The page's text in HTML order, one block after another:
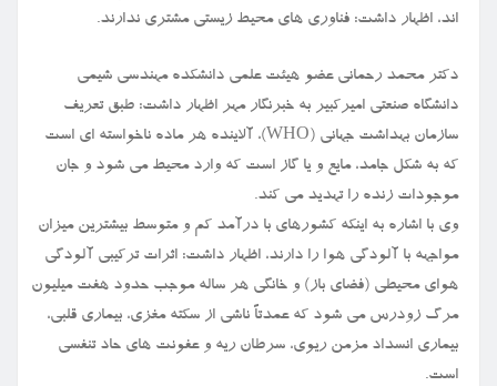
اند، اظهار داشت: فناوری های محیط زیستی مشتری ندارند.
دکتر محمد رحمانی عضو هیئت علمی دانشکده مهندسی شیمی
دانشگاه صنعتی امیرکبیر به خبرنگار مهر اظهار داشت: طبق تعریف
سازمان بهداشت جهانی (WHO)، آلاینده هر ماده ناخواسته ای است
که به شکل جامد، مایع و یا گاز است که وارد محیط می شود و جان
موجودات زنده را تهدید می کند.
وی با اشاره به اینکه کشورهای با درآمد کم و متوسط بیشترین میزان
مواجهه با آلودگی هوا را دارند، اظهار داشت: اثرات ترکیبی آلودگی
هوای محیطی (فضای باز) و خانگی هر ساله موجب حدود هفت میلیون
مرگ زودرس می شود که عمدتاً ناشی از سکته مغزی، بیماری قلبی،
بیماری انسداد مزمن ریوی، سرطان ریه و عفونت های حاد تنفسی
است.